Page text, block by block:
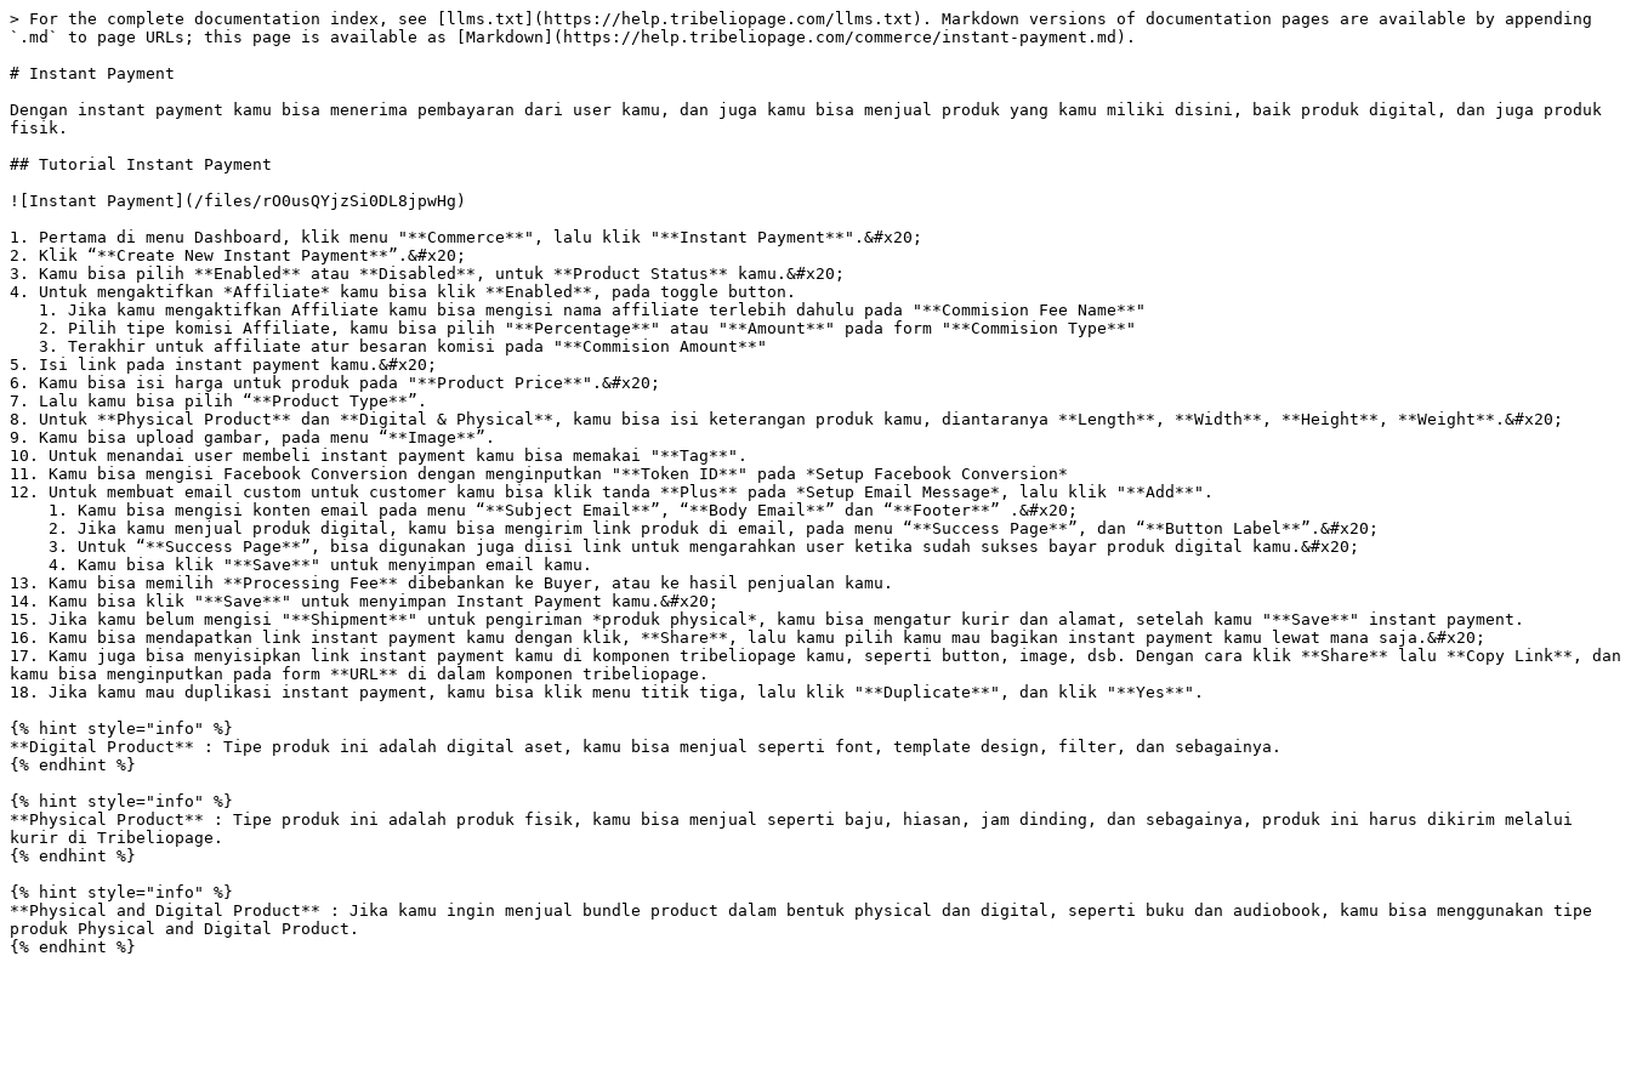
> For the complete documentation index, see [llms.txt](https://help.tribeliopage.com/llms.txt). Markdown versions of documentation pages are available by appending
`.md` to page URLs; this page is available as [Markdown](https://help.tribeliopage.com/commerce/instant-payment.md).
# Instant Payment
Dengan instant payment kamu bisa menerima pembayaran dari user kamu, dan juga kamu bisa menjual produk yang kamu miliki disini, baik produk digital, dan juga produk
fisik.
## Tutorial Instant Payment
![Instant Payment](/files/rO0usQYjzSi0DL8jpwHg)
1. Pertama di menu Dashboard, klik menu "**Commerce**", lalu klik "**Instant Payment**".&#x20;
2. Klik “**Create New Instant Payment**”.&#x20;
3. Kamu bisa pilih **Enabled** atau **Disabled**, untuk **Product Status** kamu.&#x20;
4. Untuk mengaktifkan *Affiliate* kamu bisa klik **Enabled**, pada toggle button.
5. Isi link pada instant payment kamu.&#x20;
6. Kamu bisa isi harga untuk produk pada "**Product Price**".&#x20;
7. Lalu kamu bisa pilih “**Product Type**”.
8. Untuk **Physical Product** dan **Digital & Physical**, kamu bisa isi keterangan produk kamu, diantaranya **Length**, **Width**, **Height**, **Weight**.&#x20;
9. Kamu bisa upload gambar, pada menu “**Image**”.
10. Untuk menandai user membeli instant payment kamu bisa memakai "**Tag**".
11. Kamu bisa mengisi Facebook Conversion dengan menginputkan "**Token ID**" pada *Setup Facebook Conversion*
12. Untuk membuat email custom untuk customer kamu bisa klik tanda **Plus** pada *Setup Email Message*, lalu klik "**Add**".
13. Kamu bisa memilih **Processing Fee** dibebankan ke Buyer, atau ke hasil penjualan kamu.
14. Kamu bisa klik "**Save**" untuk menyimpan Instant Payment kamu.&#x20;
15. Jika kamu belum mengisi "**Shipment**" untuk pengiriman *produk physical*, kamu bisa mengatur kurir dan alamat, setelah kamu "**Save**" instant payment.
16. Kamu bisa mendapatkan link instant payment kamu dengan klik, **Share**, lalu kamu pilih kamu mau bagikan instant payment kamu lewat mana saja.&#x20;
17. Kamu juga bisa menyisipkan link instant payment kamu di komponen tribeliopage kamu, seperti button, image, dsb. Dengan cara klik **Share** lalu **Copy Link**, dan
kamu bisa menginputkan pada form **URL** di dalam komponen tribeliopage.
18. Jika kamu mau duplikasi instant payment, kamu bisa klik menu titik tiga, lalu klik "**Duplicate**", dan klik "**Yes**".
{% hint style="info" %}
**Digital Product** : Tipe produk ini adalah digital aset, kamu bisa menjual seperti font, template design, filter, dan sebagainya.
{% endhint %}
{% hint style="info" %}
**Physical Product** : Tipe produk ini adalah produk fisik, kamu bisa menjual seperti baju, hiasan, jam dinding, dan sebagainya, produk ini harus dikirim melalui
kurir di Tribeliopage.
{% endhint %}
{% hint style="info" %}
**Physical and Digital Product** : Jika kamu ingin menjual bundle product dalam bentuk physical dan digital, seperti buku dan audiobook, kamu bisa menggunakan tipe
produk Physical and Digital Product.